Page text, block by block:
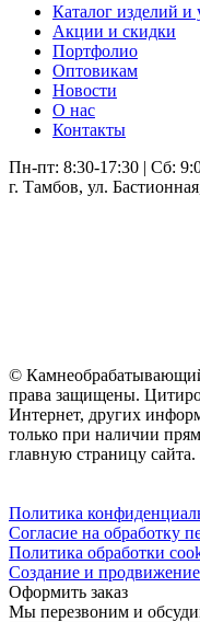
Каталог изделий и
Акции и скидки
Портфолио
Оптовикам
Новости
О нас
Контакты
Пн-пт: 8:30-17:30 | Сб:
г. Тамбов, ул.
©
права защищены.
Интернет, других
только при наличии
главную страницу сайта.
Политика
Согласие на обработку
Политика обработки
Создание и
Оформить заказ
Мы перезвоним и